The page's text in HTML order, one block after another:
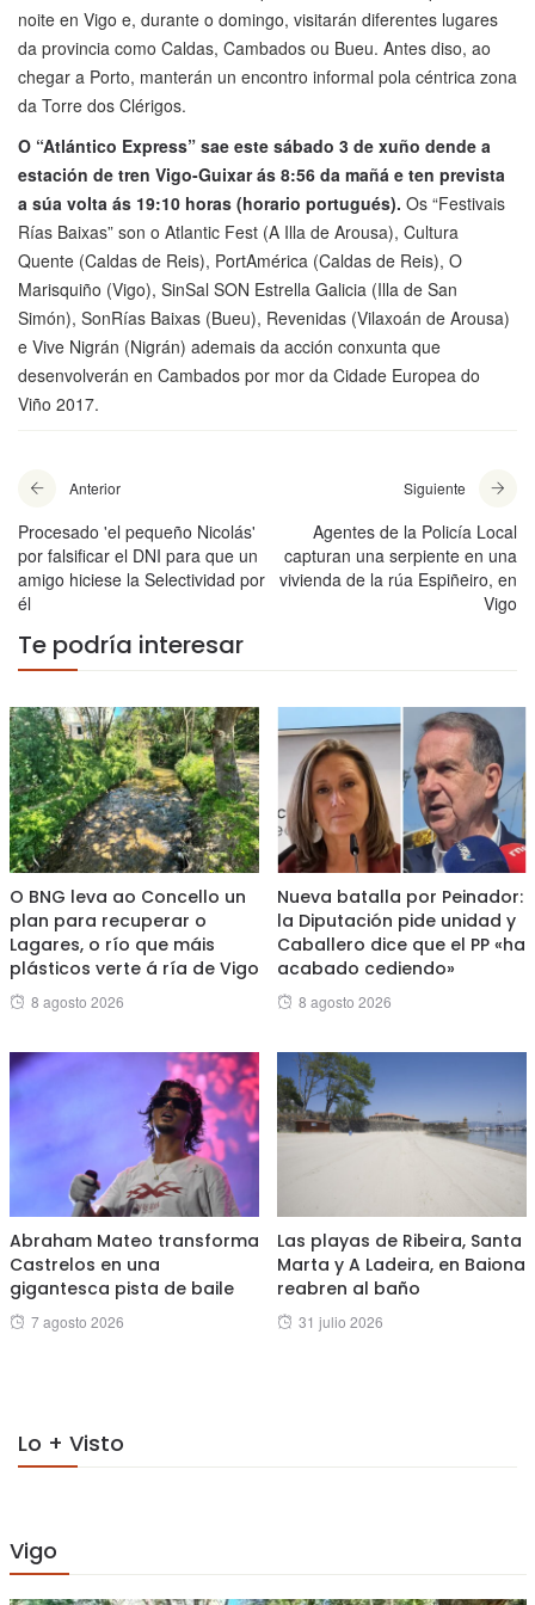
noite en Vigo e, durante o domingo, visitarán diferentes lugares
da provincia como Caldas, Cambados ou Bueu. Antes diso, ao
chegar a Porto, manterán un encontro informal pola céntrica zona
da Torre dos Clérigos.
O “Atlántico Express” sae este sábado 3 de xuño dende a
estación de tren Vigo-Guixar ás 8:56 da mañá e ten prevista
a súa volta ás 19:10 horas (horario portugués). Os “Festivais
Rías Baixas” son o Atlantic Fest (A Illa de Arousa), Cultura
Quente (Caldas de Reis), PortAmérica (Caldas de Reis), O
Marisquiño (Vigo), SinSal SON Estrella Galicia (Illa de San
Simón), SonRías Baixas (Bueu), Revenidas (Vilaxoán de Arousa)
e Vive Nigrán (Nigrán) ademais da acción conxunta que
desenvolverán en Cambados por mor da Cidade Europea do
Viño 2017.
Anterior
Procesado 'el pequeño Nicolás'
por falsificar el DNI para que un
amigo hiciese la Selectividad por
él
Siguiente
Agentes de la Policía Local
capturan una serpiente en una
vivienda de la rúa Espiñeiro, en
Vigo
Te podría interesar
O BNG leva ao Concello un
plan para recuperar o
Lagares, o río que máis
plásticos verte á ría de Vigo
Posted
8 agosto 2026
Nueva batalla por Peinador:
la Diputación pide unidad y
Caballero dice que el PP «ha
acabado cediendo»
Posted
8 agosto 2026
Abraham Mateo transforma
Castrelos en una
gigantesca pista de baile
Posted
7 agosto 2026
Las playas de Ribeira, Santa
Marta y A Ladeira, en Baiona
reabren al baño
Posted
31 julio 2026
Lo + Visto
Vigo